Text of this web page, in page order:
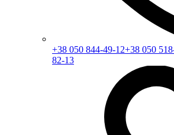
+38 050 844-49-12+38 050
82-13